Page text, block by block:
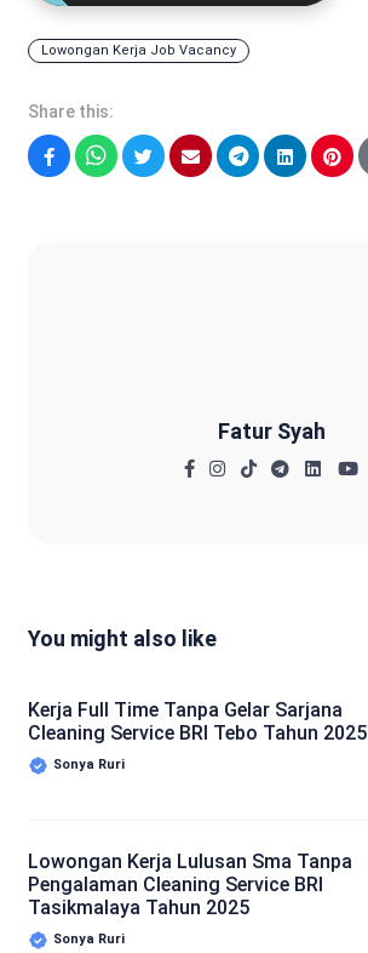
Lowongan Kerja Job Vacancy
Share this:
Fatur Syah
You might also like
Kerja Full Time Tanpa Gelar Sarjana
Cleaning Service BRI Tebo Tahun 2025
Sonya Ruri
Lowongan Kerja Lulusan Sma Tanpa
Pengalaman Cleaning Service BRI
Tasikmalaya Tahun 2025
Sonya Ruri